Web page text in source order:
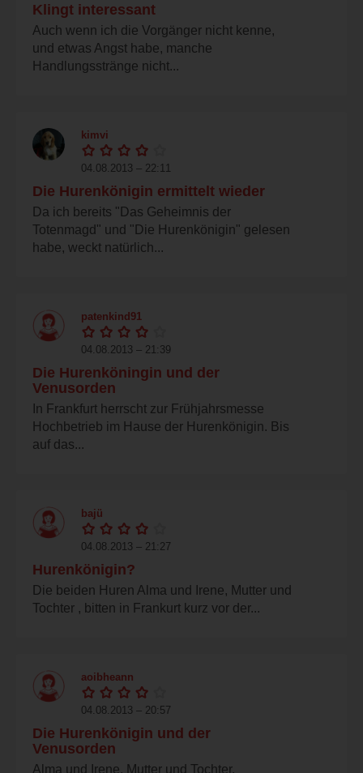
Klingt interessant
Auch wenn ich die Vorgänger nicht kenne,
und etwas Angst habe, manche
Handlungsstränge nicht...
kimvi
04.08.2013 – 22:11
Die Hurenkönigin ermittelt wieder
Da ich bereits "Das Geheimnis der
Totenmagd" und "Die Hurenkönigin" gelesen
habe, weckt natürlich...
patenkind91
04.08.2013 – 21:39
Die Hurenköningin und der
Venusorden
In Frankfurt herrscht zur Frühjahrsmesse
Hochbetrieb im Hause der Hurenkönigin. Bis
auf das...
bajü
04.08.2013 – 21:27
Hurenkönigin?
Die beiden Huren Alma und Irene, Mutter und
Tochter , bitten in Frankurt kurz vor der...
aoibheann
04.08.2013 – 20:57
Die Hurenkönigin und der
Venusorden
Alma und Irene, Mutter und Tochter,